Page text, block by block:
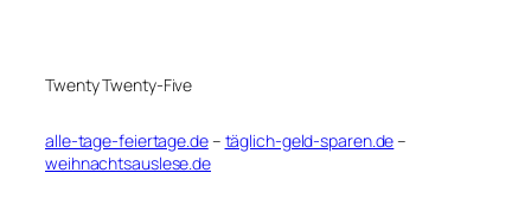
Twenty Twenty-Five
alle-tage-feiertage.de– täglich-geld-sparen.de–
weihnachtsauslese.de